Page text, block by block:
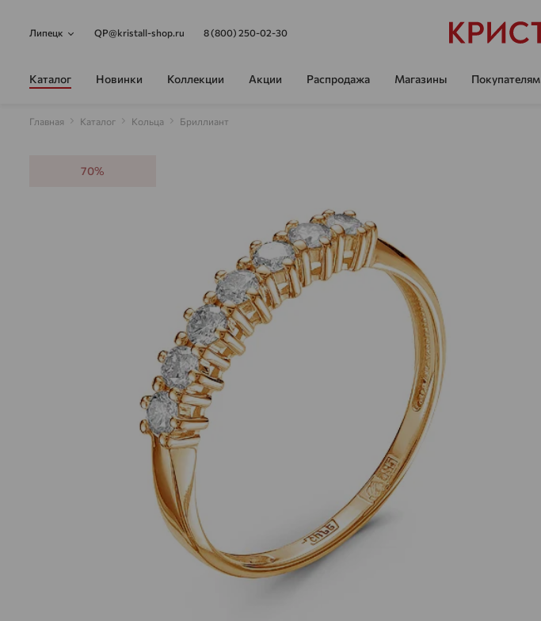
Липецк QP@kristall-shop.ru 8 (800) 250-02-30
Каталог Новинки Коллекции Акции Распродажа Магазины Покупателям
Главная Каталог Кольца Бриллиант
70%